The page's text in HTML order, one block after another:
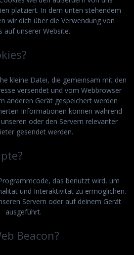
platziert. In dem unten stehendem
wir dich über die Verwendung von
auf unserer Website.
kleine Datei, die gemeinsam mit den
versendet und vom Webbrowser
anderen Gerät gespeichert werden
Informationen können während
oder den Servern relevanter
gesendet werden.
das benutzt wird, um
und Interaktivität zu ermöglichen.
Servern oder auf deinem Gerät
ausgeführt.
Beacon?